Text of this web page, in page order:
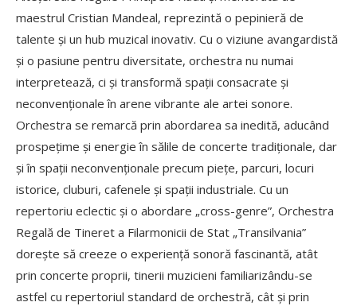
maestrul Cristian Mandeal, reprezintă o pepinieră de
talente și un hub muzical inovativ. Cu o viziune avangardistă
și o pasiune pentru diversitate, orchestra nu numai
interpretează, ci și transformă spații consacrate și
neconvenționale în arene vibrante ale artei sonore.
Orchestra se remarcă prin abordarea sa inedită, aducând
prospețime și energie în sălile de concerte tradiționale, dar
și în spații neconvenționale precum piețe, parcuri, locuri
istorice, cluburi, cafenele și spații industriale. Cu un
repertoriu eclectic și o abordare „cross-genre”, Orchestra
Regală de Tineret a Filarmonicii de Stat „Transilvania”
dorește să creeze o experiență sonoră fascinantă, atât
prin concerte proprii, tinerii muzicieni familiarizându-se
astfel cu repertoriul standard de orchestră, cât și prin